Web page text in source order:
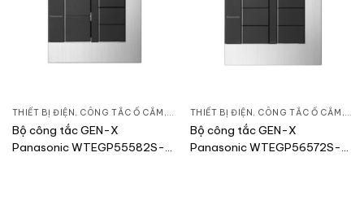
THIẾT BỊ ĐIỆN, CÔNG TẮC Ổ CẮM , DÒNG GEN-X
Bộ công tắc GEN-X
Panasonic WTEGP55582S-
THIẾT BỊ ĐIỆN, CÔNG TẮC Ổ CẮM ,
Bộ công tắc GEN-X
Panasonic WTEGP56572S-